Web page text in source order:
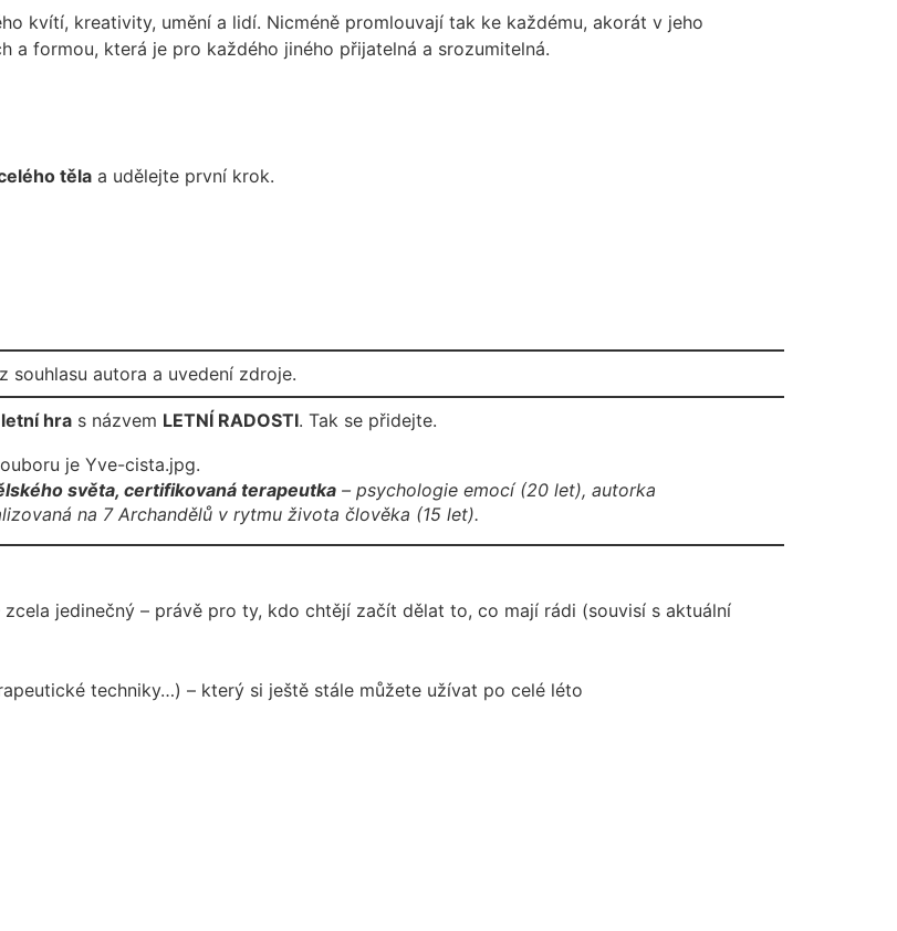
kvítí, kreativity, umění a lidí. Nicméně promlouvají tak ke každému, akorát v jeho
a formou, která je pro každého jiného přijatelná a srozumitelná.
těla a udělejte první krok.
souhlasu autora a uvedení zdroje.
letní hra s názvem LETNÍ RADOSTI. Tak se přidejte.
světa, certifikovaná terapeutka – psychologie emocí (20 let), autorka
na 7 Archandělů v rytmu života člověka (15 let).
zcela jedinečný – právě pro ty, kdo chtějí začít dělat to, co mají rádi (souvisí s aktuální
techniky…) – který si ještě stále můžete užívat po celé léto